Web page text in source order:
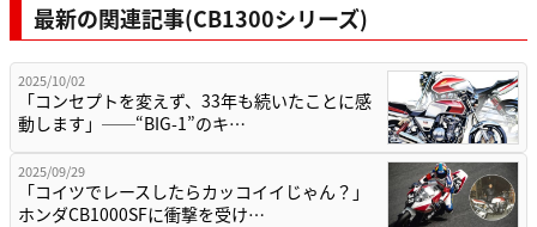
最新の関連記事(CB1300シリーズ)
2025/10/02
「コンセプトを変えず、33年も続いたことに感
動します」──“BIG-1”のキ…
2025/09/29
「コイツでレースしたらカッコイイじゃん？」
ホンダCB1000SFに衝撃を受け…